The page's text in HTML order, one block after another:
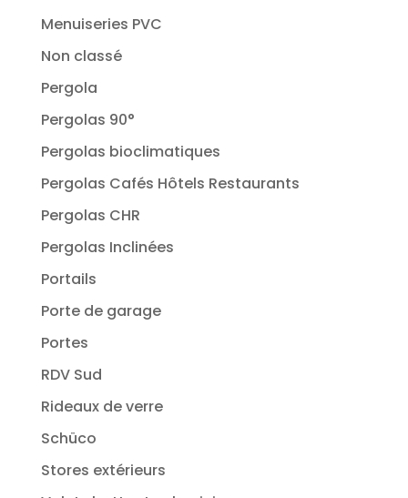
Menuiseries PVC
Non classé
Pergola
Pergolas 90°
Pergolas bioclimatiques
Pergolas Cafés Hôtels Restaurants
Pergolas CHR
Pergolas Inclinées
Portails
Porte de garage
Portes
RDV Sud
Rideaux de verre
Schüco
Stores extérieurs